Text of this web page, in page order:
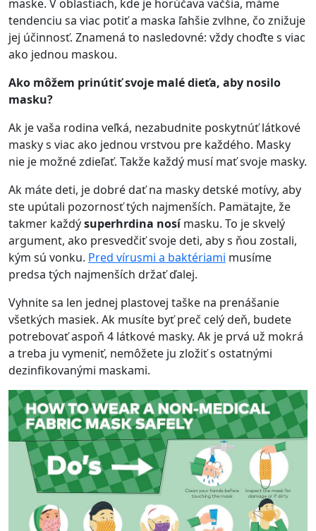
maske. V oblastiach, kde je horúčava väčšia, máme
tendenciu sa viac potiť a maska ľahšie zvlhne, čo znižuje
jej účinnosť. Znamená to nasledovné: vždy choďte s viac
ako jednou maskou.
Ako môžem prinútiť svoje malé dieťa, aby nosilo
masku?
Ak je vaša rodina veľká, nezabudnite poskytnúť látkové
masky s viac ako jednou vrstvou pre každého. Masky
nie je možné zdieľať. Takže každý musí mať svoje masky.
Ak máte deti, je dobré dať na masky detské motívy, aby
ste upútali pozornosť tých najmenších. Pamätajte, že
takmer každýsuperhrdina nosímasku. To je skvelý
argument, ako presvedčiť svoje deti, aby s ňou zostali,
kým sú vonku. Pred vírusmi a baktériami musíme
predsa tých najmenších držať ďalej.
Vyhnite sa len jednej plastovej taške na prenášanie
všetkých masiek. Ak musíte byť preč celý deň, budete
potrebovať aspoň 4 látkové masky. Ak je prvá už mokrá
a treba ju vymeniť, nemôžete ju zložiť s ostatnými
dezinfikovanými maskami.